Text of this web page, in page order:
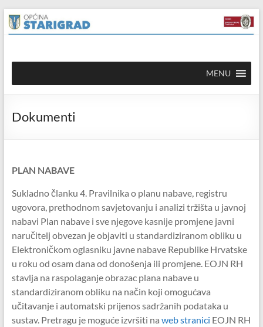
content
Skip
to
content
Općina
Starigrad
mrežna
MENU
Dokumenti
PLAN NABAVE
Sukladno članku 4. Pravilnika o planu nabave, registru
ugovora, prethodnom savjetovanju i analizi tržišta u javnoj
nabavi Plan nabave i sve njegove kasnije promjene javni
naručitelj obvezan je objaviti u standardiziranom obliku u
Elektroničkom oglasniku javne nabave Republike Hrvatske
u roku od osam dana od donošenja ili promjene. EOJN RH
stavlja na raspolaganje obrazac plana nabave u
standardiziranom obliku na način koji omogućava
učitavanje i automatski prijenos sadržanih podataka u
sustav. Pretragu je moguće izvršiti na web stranici EOJN RH